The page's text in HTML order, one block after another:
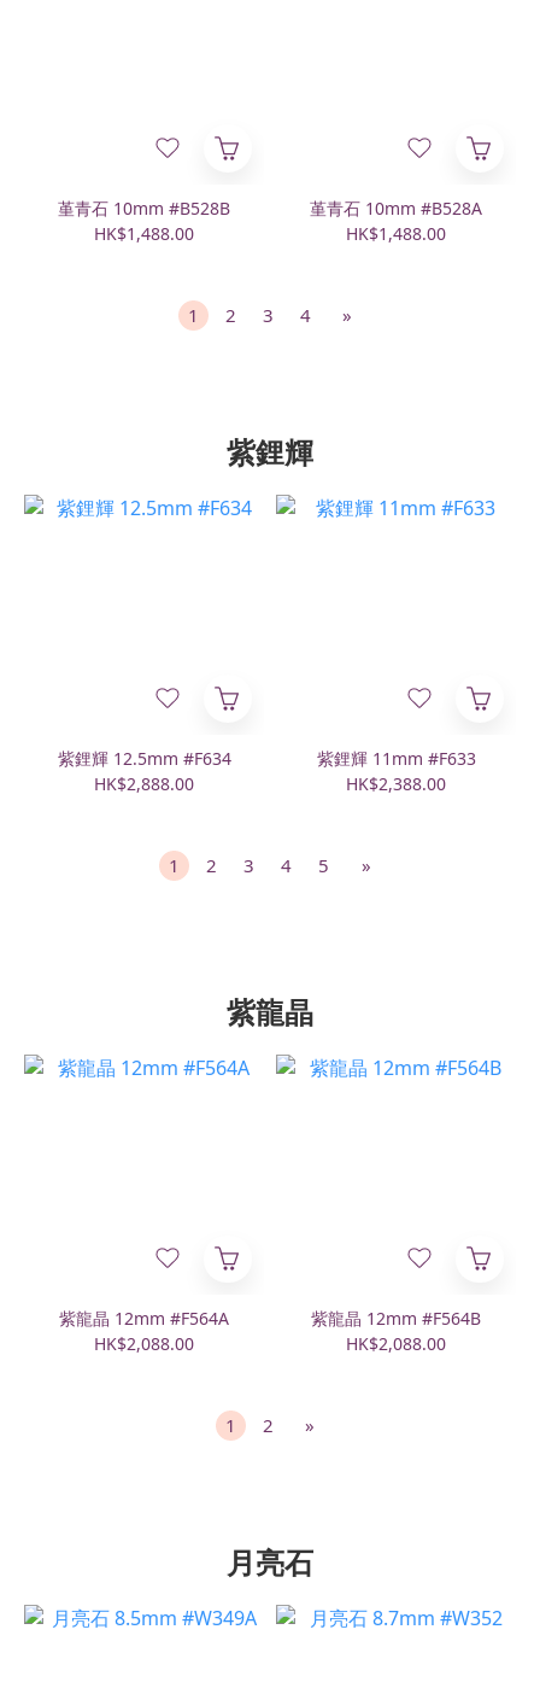
堇青石 10mm #B528B
HK$1,488.00
堇青石 10mm #B528A
HK$1,488.00
1 2 3 4 »
紫鋰輝
紫鋰輝 12.5mm #F634
HK$2,888.00
紫鋰輝 11mm #F633
HK$2,388.00
1 2 3 4 5 »
紫龍晶
紫龍晶 12mm #F564A
HK$2,088.00
紫龍晶 12mm #F564B
HK$2,088.00
1 2 »
月亮石